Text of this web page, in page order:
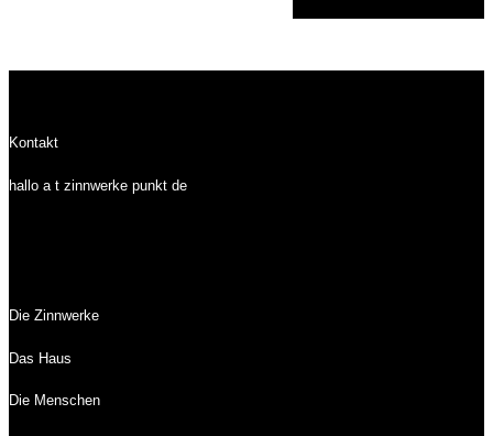
Kontakt
hallo a t zinnwerke punkt de
Die Zinnwerke
Das Haus
Die Menschen